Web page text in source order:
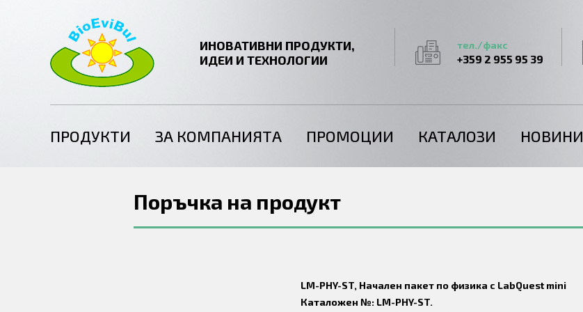
ИНОВАТИВНИ ПРОДУКТИ,
ИДЕИ И ТЕХНОЛОГИИ
тел./факс
+359 2 955 95 39
ПРОДУКТИ ЗА КОМПАНИЯТА ПРОМОЦИИ КАТАЛОЗИ НОВИНИ
Поръчка на продукт
LM-PHY-ST, Начален пакет по физика с LabQuest mini
Каталожен №: LM-PHY-ST.